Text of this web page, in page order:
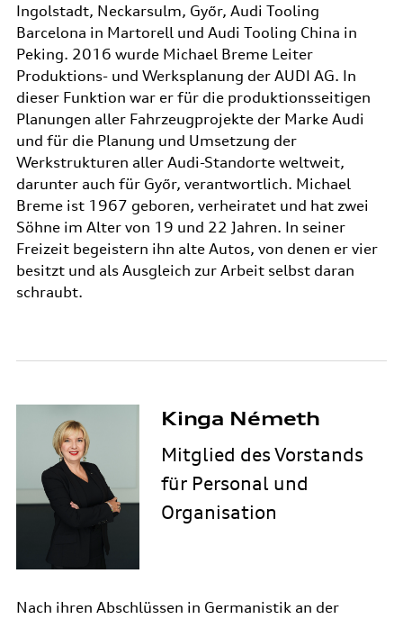
Ingolstadt, Neckarsulm, Győr, Audi Tooling
Barcelona in Martorell und Audi Tooling China in
Peking. 2016 wurde Michael Breme Leiter
Produktions- und Werksplanung der AUDI AG. In
dieser Funktion war er für die produktionsseitigen
Planungen aller Fahrzeugprojekte der Marke Audi
und für die Planung und Umsetzung der
Werkstrukturen aller Audi-Standorte weltweit,
darunter auch für Győr, verantwortlich. Michael
Breme ist 1967 geboren, verheiratet und hat zwei
Söhne im Alter von 19 und 22 Jahren. In seiner
Freizeit begeistern ihn alte Autos, von denen er vier
besitzt und als Ausgleich zur Arbeit selbst daran
schraubt.
Nach ihren Abschlüssen in Germanistik an der
Kinga Németh
Mitglied des Vorstands
für Personal und
Organisation